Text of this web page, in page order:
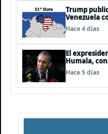
Trump
Venezuela
EEUU
Hace 4 días
El
Humala,
cárcel, sale
caso
Hace 5 días